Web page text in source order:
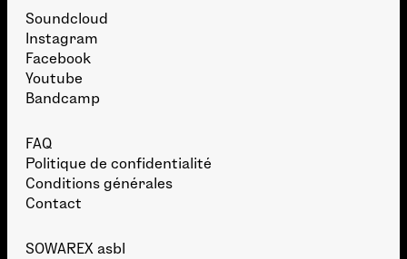
Soundcloud
Instagram
Facebook
Youtube
Bandcamp
FAQ
Politique de confidentialité
Conditions générales
Contact
SOWAREX asbl